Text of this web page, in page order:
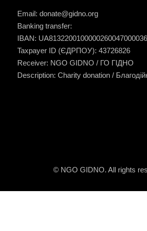
Email: donate@gidno.org
Banking transfer:
IBAN:
Taxpayer ID (ЄДРПОУ): 43726826
Receiver: NGO GIDNO / ГО ГІДНО
Description: Charity donation /
© NGO GIDNO. All rights